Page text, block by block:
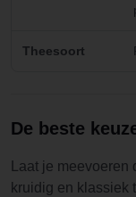
Theesoort
De beste
Laat je meevoeren
kruidig en klassiek